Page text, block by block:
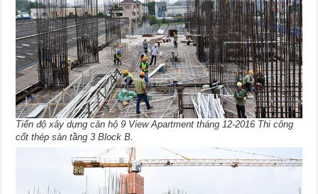
Tiến độ xây dựng căn hộ 9 View Apartment tháng 12-2016 Thi công
cốt thép sàn tầng 3 Block B.